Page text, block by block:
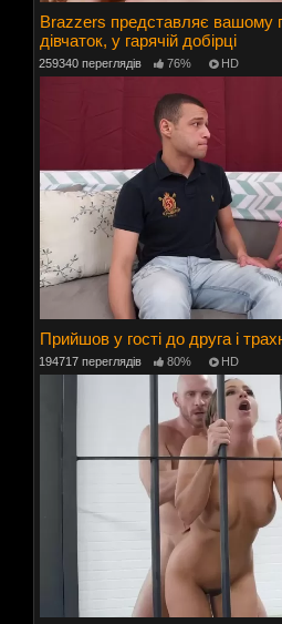
Brazzers представляє вашому
дівчаток, у гарячій добірці
259340 переглядів 76% HD
Прийшов у гості до друга і
194717 переглядів 80% HD